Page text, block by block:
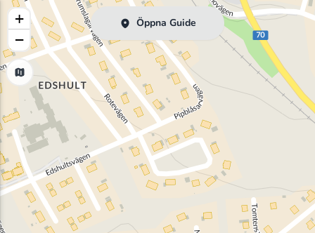
Öppna Guide
+
−